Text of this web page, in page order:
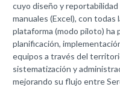
cuyo diseño y
manuales (Excel), con
plataforma (modo piloto) ha
planificación,
equipos a través del
sistematización y
mejorando su flujo entre